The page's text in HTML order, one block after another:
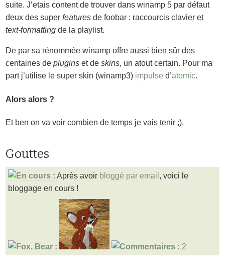
suite. J’etais content de trouver dans winamp 5 par défaut
deux des superfeatures de foobar : raccourcis clavier et
text-formatting de la playlist.
De par sa rénommée winamp offre aussi bien sûr des
centaines deplugins et deskins, un atout certain. Pour ma
part j’utilise le super skin (winamp3) impulse d’atomic.
Alors alors ?
Et ben on va voir combien de temps je vais tenir ;).
Gouttes
Après avoir bloggé par email , voici le
bloggage en cours !
2